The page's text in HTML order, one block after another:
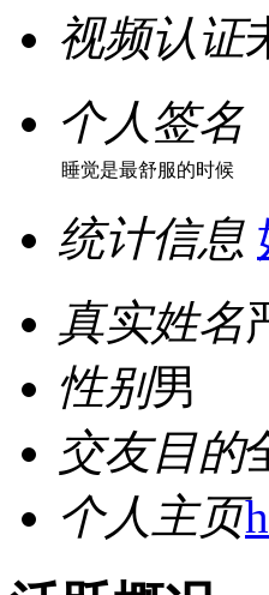
视频认证
个人签名
睡觉是最舒服的时候
统计信息
真实姓名
性别男
交友目的
个人主页